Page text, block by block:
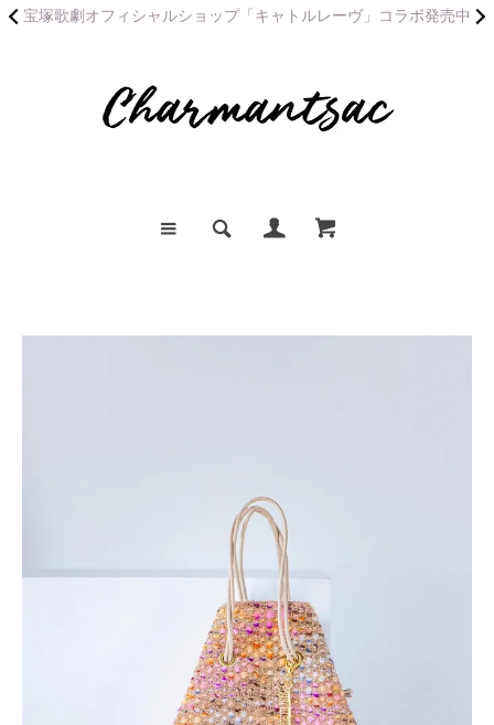
宝塚歌劇オフィシャルショップ「キャトルレーヴ」コラボ発売中